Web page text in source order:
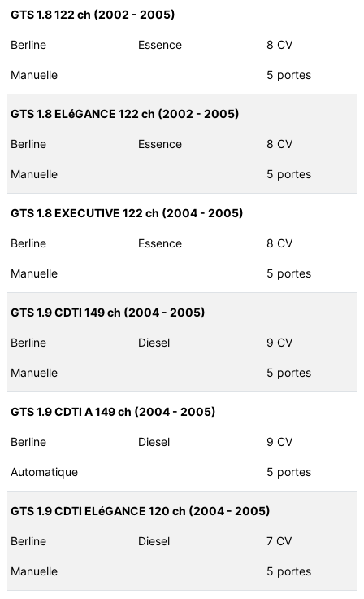
GTS 1.8 122 ch (2002 - 2005)
Berline Essence 8 CV
Manuelle 5 portes
GTS 1.8 ELéGANCE 122 ch (2002 - 2005)
Berline Essence 8 CV
Manuelle 5 portes
GTS 1.8 EXECUTIVE 122 ch (2004 - 2005)
Berline Essence 8 CV
Manuelle 5 portes
GTS 1.9 CDTI 149 ch (2004 - 2005)
Berline Diesel 9 CV
Manuelle 5 portes
GTS 1.9 CDTI A 149 ch (2004 - 2005)
Berline Diesel 9 CV
Automatique 5 portes
GTS 1.9 CDTI ELéGANCE 120 ch (2004 - 2005)
Berline Diesel 7 CV
Manuelle 5 portes